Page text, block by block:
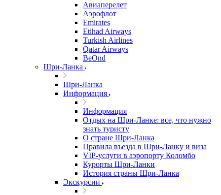
Авиаперелет
Аэрофлот
Emirates
Etihad Airways
Turkish Airlines
Qatar Airways
BeOnd
Шри-Ланка
Шри-Ланка
Информация
Информация
Отдых на Шри-Ланке: все, что нужно
знать туристу
О стране Шри-Ланка
Правила въезда в Шри-Ланку и виза
VIP-услуги в аэропорту Коломбо
Курорты Шри-Ланки
История страны Шри-Ланка
Экскурсии